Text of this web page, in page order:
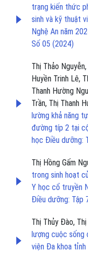
trạng kiến thức
sinh và kỹ thuật
Nghệ An năm
Số 05 (2024)
Thị Thảo
Huyền Trinh Lê,
Thanh Hường
Trần, Thị Thanh
lường khả năng
đường típ 2 tại
học Điều dưỡng:
Thị Hồng Gấm
trong sinh hoạt
Y học cổ truyền
Điều dưỡng: Tập
Thị Thủy Đào,
lượng cuộc sống
viện Đa khoa tỉnh